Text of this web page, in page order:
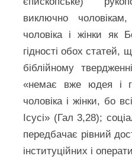
виключно чоловікам,
чоловіка і жінки як
гідності обох статей,
біблійному
«немає вже юдея і
чоловіка і жінки, бо
Ісусі» (Гал 3,28);
передбачає рівний
інституційних і